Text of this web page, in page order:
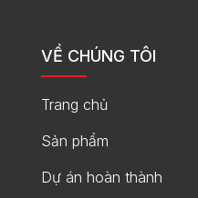
VỀ CHÚNG TÔI
Trang chủ
Sản phẩm
Dự án hoàn thành